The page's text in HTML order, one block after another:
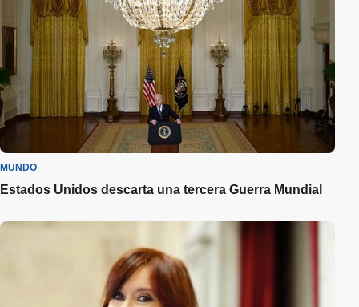
MUNDO
Estados Unidos descarta una tercera Guerra Mundial